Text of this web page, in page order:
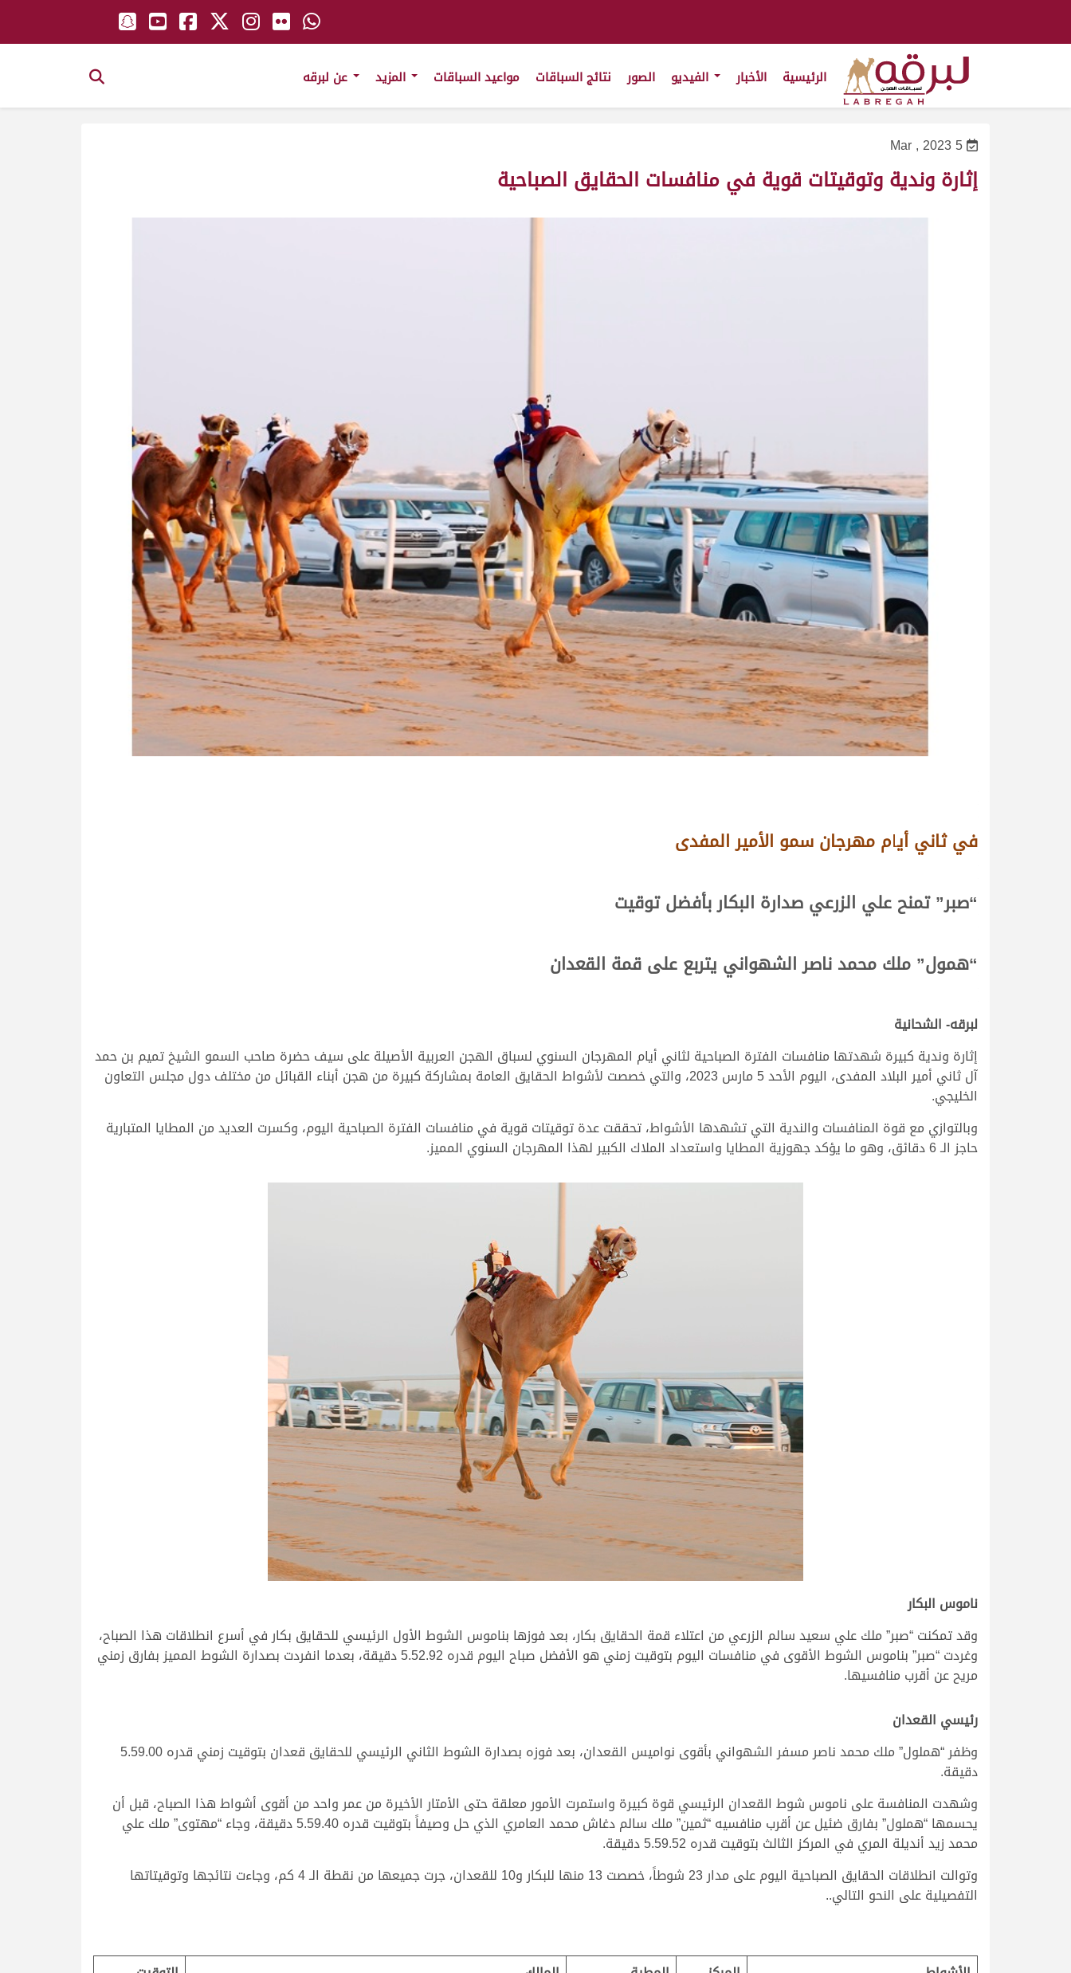
الرئيسية الأخبار الصور نتائج السباقات مواعيد السباقات
5 Mar , 2023
إثارة وندية وتوقيتات قوية في منافسات الحقايق الصباحية
في ثاني أيام مهرجان سمو الأمير المفدى
“صبر” تمنح علي الزرعي صدارة البكار بأفضل توقيت
“همول” ملك محمد ناصر الشهواني يتربع على قمة القعدان
لبرقه- الشحانية
إثارة وندية كبيرة شهدتها منافسات الفترة الصباحية لثاني أيام المهرجان السنوي لسباق الهجن العربية الأصيلة على سيف حضرة صاحب السمو الشيخ تميم بن حمد
آل ثاني أمير البلاد المفدى، اليوم الأحد 5 مارس 2023، والتي خصصت لأشواط الحقايق العامة بمشاركة كبيرة من هجن أبناء القبائل من مختلف دول مجلس التعاون
الخليجي.
وبالتوازي مع قوة المنافسات والندية التي تشهدها الأشواط، تحققت عدة توقيتات قوية في منافسات الفترة الصباحية اليوم، وكسرت العديد من المطايا المتبارية
حاجز الـ 6 دقائق، وهو ما يؤكد جهوزية المطايا واستعداد الملاك الكبير لهذا المهرجان السنوي المميز.
ناموس البكار
وقد تمكنت “صبر” ملك علي سعيد سالم الزرعي من اعتلاء قمة الحقايق بكار، بعد فوزها بناموس الشوط الأول الرئيسي للحقايق بكار في أسرع انطلاقات هذا الصباح،
وغردت “صبر” بناموس الشوط الأقوى في منافسات اليوم بتوقيت زمني هو الأفضل صباح اليوم قدره 5.52.92 دقيقة، بعدما انفردت بصدارة الشوط المميز بفارق زمني
مريح عن أقرب منافسيها.
رئيسي القعدان
وظفر “هملول” ملك محمد ناصر مسفر الشهواني بأقوى نواميس القعدان، بعد فوزه بصدارة الشوط الثاني الرئيسي للحقايق قعدان بتوقيت زمني قدره 5.59.00
دقيقة.
وشهدت المنافسة على ناموس شوط القعدان الرئيسي قوة كبيرة واستمرت الأمور معلقة حتى الأمتار الأخيرة من عمر واحد من أقوى أشواط هذا الصباح، قبل أن
يحسمها “هملول” بفارق ضئيل عن أقرب منافسيه “ثمين” ملك سالم دغاش محمد العامري الذي حل وصيفاً بتوقيت قدره 5.59.40 دقيقة، وجاء “مهتوى” ملك علي
محمد زيد أنديلة المري في المركز الثالث بتوقيت قدره 5.59.52 دقيقة.
وتوالت انطلاقات الحقايق الصباحية اليوم على مدار 23 شوطاً، خصصت 13 منها للبكار و10 للقعدان، جرت جميعها من نقطة الـ 4 كم، وجاءت نتائجها وتوقيتاتها
التفصيلية على النحو التالي..